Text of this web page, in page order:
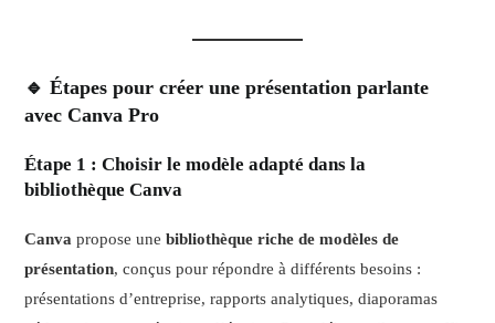
🔹 Étapes pour créer une présentation parlante
avec Canva Pro
Étape 1 : Choisir le modèle adapté dans la
bibliothèque Canva
Canva propose unebibliothèque riche de modèles de
présentation, conçus pour répondre à différents besoins :
présentations d’entreprise, rapports analytiques, diaporamas